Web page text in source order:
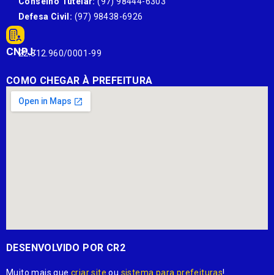
Defesa Civil: (97) 98438-6926
CNPJ:
22.812.960/0001-99
COMO CHEGAR À PREFEITURA
DESENVOLVIDO POR CR2